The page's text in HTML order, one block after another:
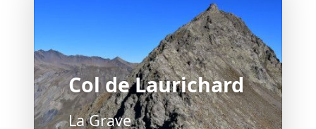
Col de Laurichard
La Grave